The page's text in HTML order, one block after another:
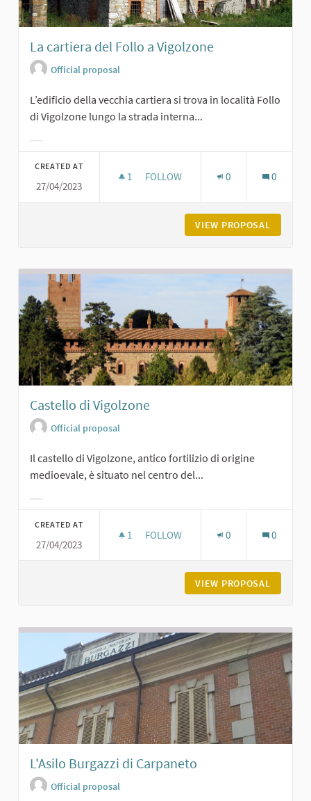
La cartiera del Follo a Vigolzone
Official proposal
L’edificio della vecchia cartiera si trova in località Follo
di Vigolzone lungo la strada interna...
CREATED AT
27/04/2023
1 1 FOLLOWER
FOLLOW 0 0
VIEW PROPOSAL
Castello di Vigolzone
Official proposal
Il castello di Vigolzone, antico fortilizio di origine
medioevale, è situato nel centro del...
CREATED AT
27/04/2023
1 1 FOLLOWER
FOLLOW 0 0
VIEW PROPOSAL
L'Asilo Burgazzi di Carpaneto
Official proposal